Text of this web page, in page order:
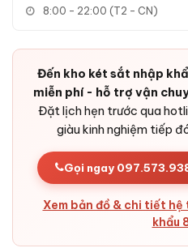
Ưu điểm Két sắt
Bảo mật 5 lớp: Vượt trội so
thức.
Mật mã ảo chống nhìn
8:00 - 22:00 (T2 - CN)
Đến kho két sắt nhập
miễn phí - hỗ trợ vận
Đặt lịch hẹn trước qua
giàu kinh nghiệm tiếp
Gọi ngay
Xem bản đồ & chi tiết
khẩu